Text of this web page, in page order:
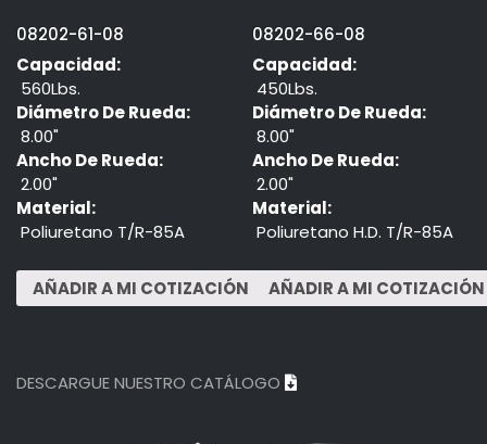
08202-61-08
Capacidad:
560Lbs.
Diámetro De Rueda:
8.00"
Ancho De Rueda:
2.00"
Material:
Poliuretano T/R-85A
08202-66-08
Capacidad:
450Lbs.
Diámetro De Rueda:
8.00"
Ancho De Rueda:
2.00"
Material:
Poliuretano H.D. T/R-85A
DESCARGUE NUESTRO CATÁLOGO